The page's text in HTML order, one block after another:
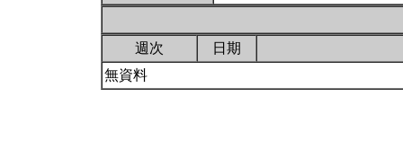
週次
日期
無資料